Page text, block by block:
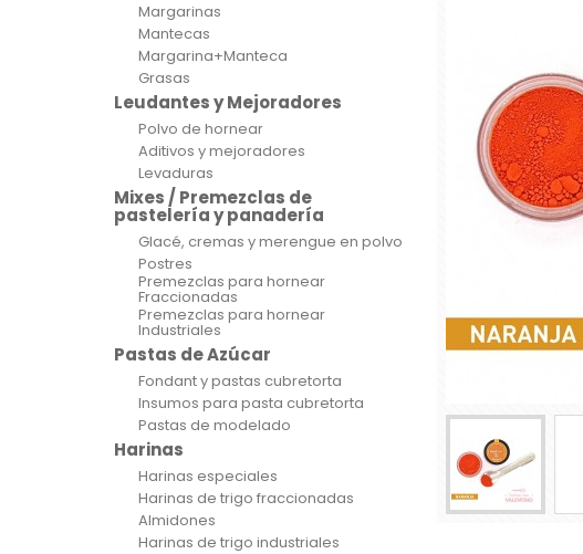
Margarinas
Mantecas
Margarina+Manteca
Grasas
Leudantes y Mejoradores
Polvo de hornear
Aditivos y mejoradores
Levaduras
Mixes / Premezclas de
pastelería y panadería
Glacé, cremas y merengue en polvo
Postres
Premezclas para hornear
Fraccionadas
Premezclas para hornear
Industriales
Pastas de Azúcar
Fondant y pastas cubretorta
Insumos para pasta cubretorta
Pastas de modelado
Harinas
Harinas especiales
Harinas de trigo fraccionadas
Almidones
Harinas de trigo industriales